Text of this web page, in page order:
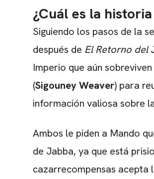
¿Cuál es la
Siguiendo los pasos de la
después de El Retorno del
Imperio que aún
(Sigouney Weaver) para
información valiosa sobre
Ambos le piden a Mando
de Jabba, ya que está
cazarrecompensas acepta